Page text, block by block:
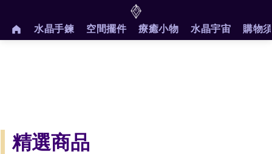
水晶手鍊 空間擺件 療癒小物 水晶宇宙 購物
精選商品